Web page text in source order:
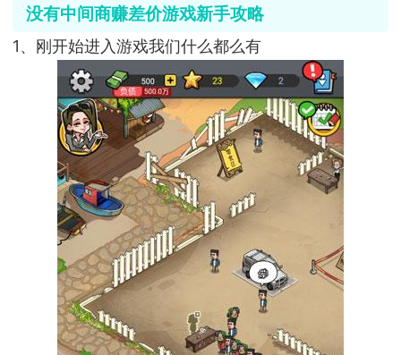
没有中间商赚差价游戏新手攻略
1、刚开始进入游戏我们什么都么有